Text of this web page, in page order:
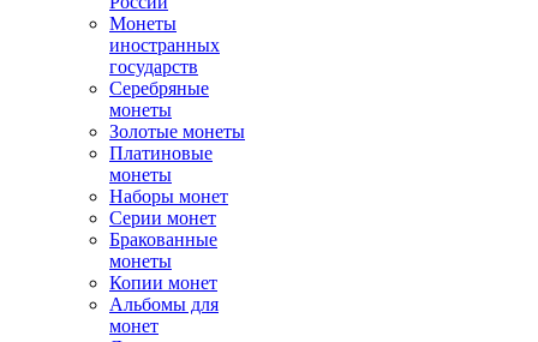
Монеты
иностранных
государств
Серебряные
монеты
Золотые монеты
Платиновые
монеты
Наборы монет
Серии монет
Бракованные
монеты
Копии монет
Альбомы для
монет